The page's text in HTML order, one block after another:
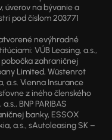
úverov na bývanie a
pod číslom 203771
nevýhradné
VÚB Leasing, a.s.,
pobočka zahraničnej
Limited, Wüstenrot
a.s. Vienna Insurance
z iného členského
BNP PARIBAS
banky, ESSOX
a.s., sAutoleasing SK –